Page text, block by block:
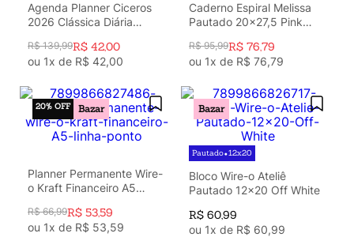
Agenda Planner Ciceros
2026 Clássica Diária
R$ 139,99R$ 42,00
ou 1x de R$ 42,00
Caderno Espiral Melissa
Pautado 20x27,5 Pink
fls
R$ 95,99R$ 76,79
ou 1x de R$ 76,79
20% OFF Bazar
Planner Permanente Wire-
o Kraft Financeiro A5
R$ 66,99R$ 53,59
ou 1x de R$ 53,59
Bazar
Pautado•12x20
Bloco Wire-o Ateliê
Pautado 12x20 Off White
R$ 60,99
ou 1x de R$ 60,99